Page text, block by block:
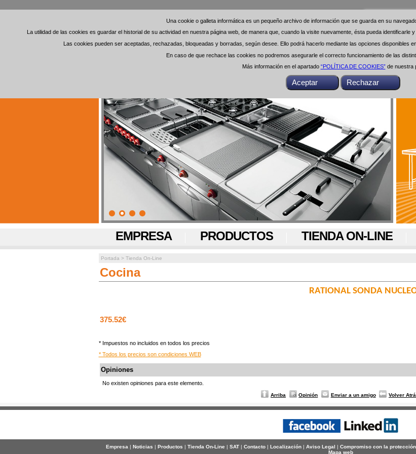
Una cookie o galleta informática es un pequeño archivo de información que se guarda en su
La utilidad de las cookies es guardar el historial de su actividad en nuestra página web, de manera que, cuando la visite nuevamente, ésta pueda
Las cookies pueden ser aceptadas, rechazadas, bloqueadas y borradas, según desee. Ello podrá hacerlo mediante las opciones disponibles
En caso de que rechace las cookies no podremos asegurarle el correcto funcionamiento de las
Más información en el apartado “POLÍTICA DE COOKIES”de nuestra
Una cookie o galleta informática es un pequeño archivo de información que se guarda en su
La utilidad de las cookies es guardar el historial de su actividad en nuestra página web, de manera que, cuando la visite nuevamente, ésta pueda
Las cookies pueden ser aceptadas, rechazadas, bloqueadas y borradas, según desee. Ello podrá hacerlo mediante las opciones disponibles
En caso de que rechace las cookies no podremos asegurarle el correcto funcionamiento de las
Más información en el apartado “POLÍTICA DE COOKIES”de nuestra
EMPRESA PRODUCTOS TIENDA ON-LINE
Portada > Tienda On-Line
Cocina
RATIONAL SONDA
375.52€
* Impuestos no incluidos en todos los precios
* Todos los precios son condiciones WEB
Opiniones
No existen opiniones para este elemento.
Arriba Opinión Enviar a un amigo Volver
Empresa| Noticias | Productos | Tienda On-Line | SAT| Contacto| Localización| Aviso Legal | Compromiso con la
Mapa web